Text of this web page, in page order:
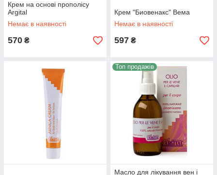
Крем на основі прополісу
Argital
Немає в наявності
570 ₴
Крем "Биовенакс" Вема
Немає в наявності
597 ₴
Топ продажів
Масло для лікування вен і